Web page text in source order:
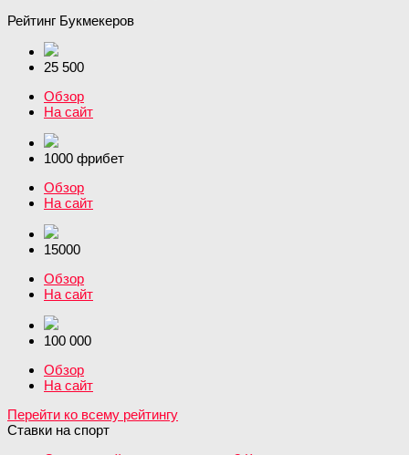
Рейтинг Букмекеров
25 500
Обзор
На сайт
1000 фрибет
Обзор
На сайт
15000
Обзор
На сайт
100 000
Обзор
На сайт
Перейти ко всему рейтингу
Ставки на спорт